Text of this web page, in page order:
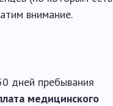
внимание.
дней пребывания
медицинского